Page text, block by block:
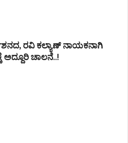
ರವಿ ಕಲ್ಯಾಣ್‍ ನಾಯಕನಾಗಿ
ಅದ್ದೂರಿ ಚಾಲನೆ..!